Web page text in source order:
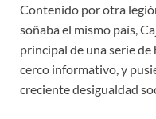
Contenido por otra
soñaba el mismo país,
principal de una serie
cerco informativo, y
creciente desigualdad